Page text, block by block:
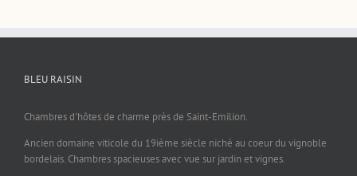
BLEU RAISIN
Chambres d'hôtes de charme près de Saint-Emilion.
Ancien domaine viticole du 19ième siècle niché au coeur du vignoble
bordelais. Chambres spacieuses avec vue sur jardin et vignes.